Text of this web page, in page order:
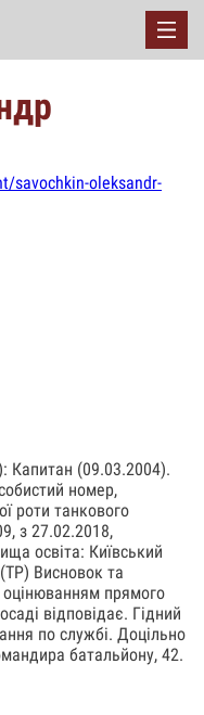
savochkin-oleksandr-
Капитан (09.03.2004).
номер,
роти танкового
з 27.02.2018,
освіта: Київський
(ТР) Висновок та
оцінюванням прямого
відповідає. Гідний
по службі. Доцільно
батальйону, 42.